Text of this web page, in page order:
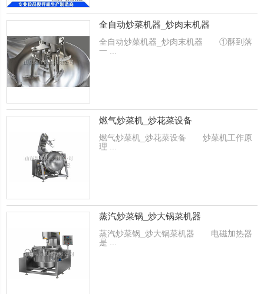
全自动炒菜机器_炒肉末机器
全自动炒菜机器_炒肉末机器 ①酥到落
一 ...
燃气炒菜机_炒花菜设备
燃气炒菜机_炒花菜设备 炒菜机工作原
理 ...
蒸汽炒菜锅_炒大锅菜机器
蒸汽炒菜锅_炒大锅菜机器 电磁加热器
是 ...